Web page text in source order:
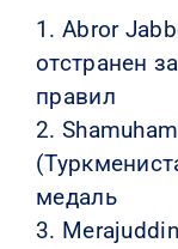
1. Abror
отстранен
правил
2.
медаль
3.